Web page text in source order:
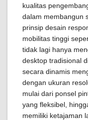
kualitas
dalam membangun
prinsip desain
mobilitas tinggi
tidak lagi hanya
desktop tradisional
secara dinamis
dengan ukuran
mulai dari ponsel
yang fleksibel,
memiliki ketajaman